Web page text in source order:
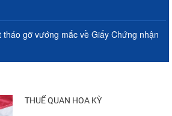
tháo gỡ vướng mắc về Giấy Chứng nhận
THUẾ QUAN HOA KỲ